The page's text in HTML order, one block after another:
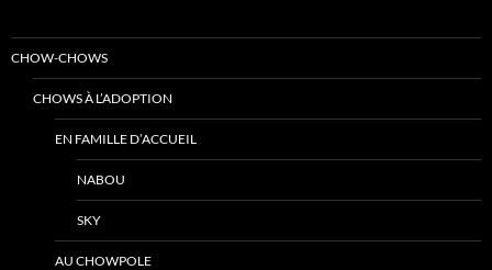
CHOW-CHOWS
CHOWS À L’ADOPTION
EN FAMILLE D’ACCUEIL
NABOU
SKY
AU CHOWPOLE